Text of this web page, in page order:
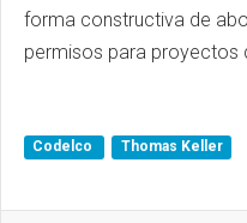
forma constructiva de
permisos para proyectos
Codelco Thomas Keller